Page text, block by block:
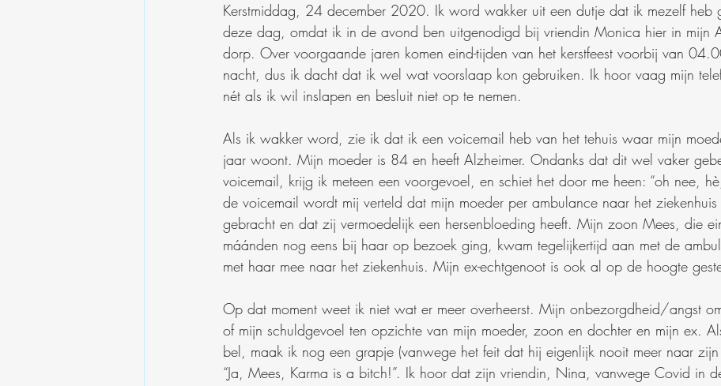
Kerstmiddag, 24 december 2020. Ik word wakker uit een dutje dat ik mezelf heb
deze dag, omdat ik in de avond ben uitgenodigd bij vriendin Monica hier in mijn
dorp. Over voorgaande jaren komen eind-tijden van het kerstfeest voorbij van
nacht, dus ik dacht dat ik wel wat voorslaap kon gebruiken. Ik hoor vaag mijn
nét als ik wil inslapen en besluit niet op te nemen.
Als ik wakker word, zie ik dat ik een voicemail heb van het tehuis waar mijn
jaar woont. Mijn moeder is 84 en heeft Alzheimer. Ondanks dat dit wel vaker
voicemail, krijg ik meteen een voorgevoel, en schiet het door me heen: “oh nee,
de voicemail wordt mij verteld dat mijn moeder per ambulance naar het ziekenhuis
gebracht en dat zij vermoedelijk een hersenbloeding heeft. Mijn zoon Mees, die
máánden nog eens bij haar op bezoek ging, kwam tegelijkertijd aan met de
met haar mee naar het ziekenhuis. Mijn ex-echtgenoot is ook al op de hoogte
Op dat moment weet ik niet wat er meer overheerst. Mijn onbezorgdheid/angst
of mijn schuldgevoel ten opzichte van mijn moeder, zoon en dochter en mijn ex.
bel, maak ik nog een grapje (vanwege het feit dat hij eigenlijk nooit meer naar
“Ja, Mees, Karma is a bitch!”. Ik hoor dat zijn vriendin, Nina, vanwege Covid in